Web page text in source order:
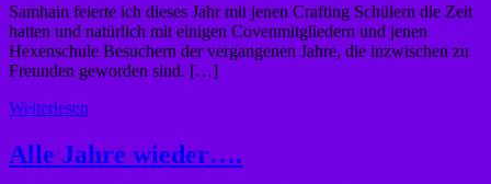
Samhain feierte ich dieses Jahr mit jenen Crafting Schülern die Zeit
hatten und natürlich mit einigen Covenmitgliedern und jenen
Hexenschule Besuchern der vergangenen Jahre, die inzwischen zu
Freunden geworden sind. […]
Weiterlesen
Alle Jahre wieder….